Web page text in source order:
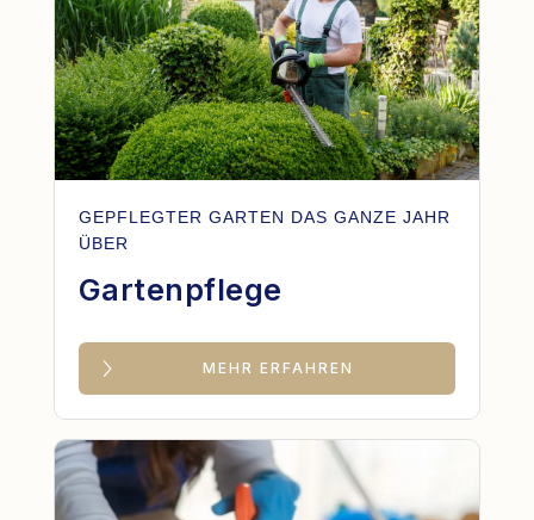
GEPFLEGTER GARTEN DAS GANZE JAHR
ÜBER
Gartenpflege
MEHR ERFAHREN